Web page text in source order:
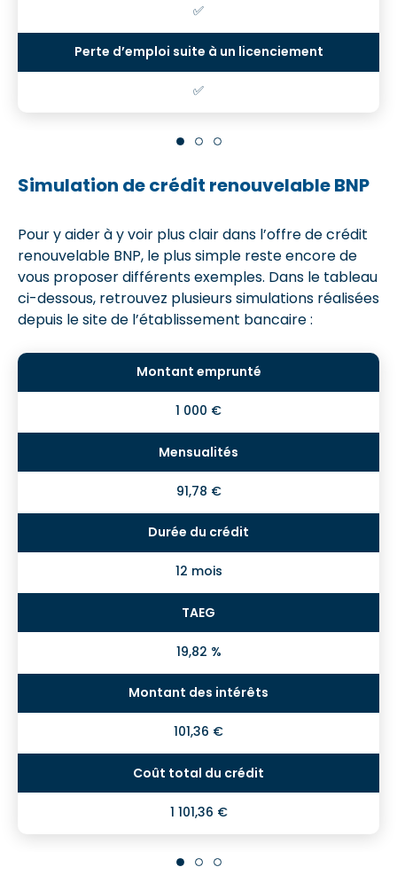
✅
✅
Simulation de crédit renouvelable BNP
Pour y aider à y voir plus clair dans l’offre de crédit
renouvelable BNP, le plus simple reste encore de
vous proposer différents exemples. Dans le tableau
ci-dessous, retrouvez plusieurs simulations réalisées
depuis le site de l’établissement bancaire :
1 000 €
91,78 €
12 mois
19,82 %
101,36 €
1 101,36 €